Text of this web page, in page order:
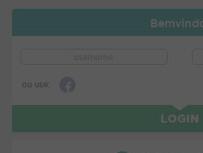
ou use:
LOGIN